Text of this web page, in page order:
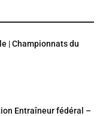
| Championnats du
Entraîneur fédéral –